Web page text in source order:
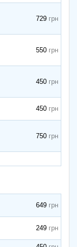
729
550
450
450
750
649
249